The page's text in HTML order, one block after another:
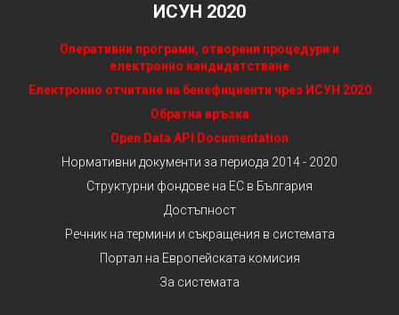
ИСУН 2020
Оперативни програми, отворени процедури и
електронно кандидатстване
Електронно отчитане на бенефициенти чрез ИСУН 2020
Обратна връзка
Open Data API Documentation
Нормативни документи за периода 2014 - 2020
Структурни фондове на ЕС в България
Достъпност
Речник на термини и съкращения в системата
Портал на Европейската комисия
За системата